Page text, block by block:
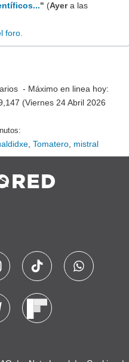
" (Ayera las
foro.
- Máximo en linea hoy:
(Viernes 24 Abril 2026
Tomatero mistral